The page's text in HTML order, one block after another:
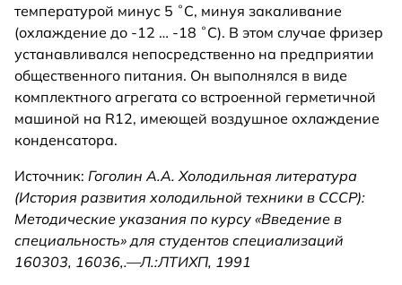
температурой минус 5 ˚С, минуя закаливание
(охлаждение до -12 … -18 ˚С). В этом случае фризер
устанавливался непосредственно на предприятии
общественного питания. Он выполнялся в виде
комплектного агрегата со встроенной герметичной
машиной на R12, имеющей воздушное охлаждение
конденсатора.
Источник: Гоголин А.А. Холодильная литература
(История развития холодильной техники в СССР):
Методические указания по курсу «Введение в
специальность» для студентов специализаций
160303, 16036,.—Л.:ЛТИХП, 1991